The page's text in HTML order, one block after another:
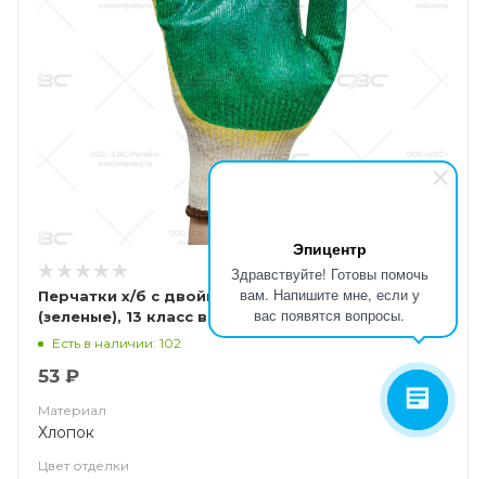
Эпицентр
Здравствуйте! Готовы помочь
вам. Напишите мне, если у
вас появятся вопросы.
Перчатки х/б с двойным латексным обливом
(зеленые), 13 класс вязки. арт. ct25l2
Есть в наличии: 102
53 ₽
Материал
Хлопок
Цвет отделки